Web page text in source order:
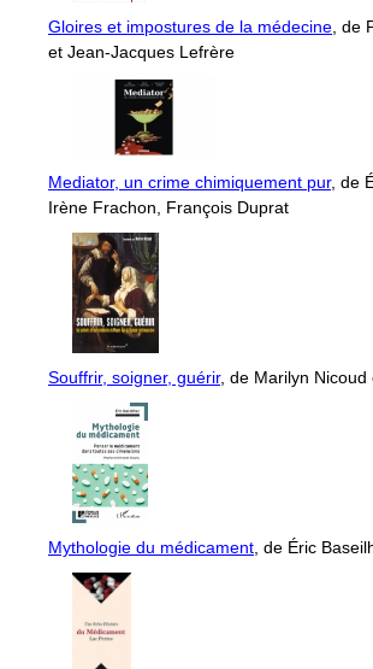
Gloires et impostures de la médecine, de
et Jean-Jacques Lefrère
Mediator, un crime chimiquement pur, de
Irène Frachon, François Duprat
Souffrir, soigner, guérir, de Marilyn Nicoud
Mythologie du médicament, de Éric